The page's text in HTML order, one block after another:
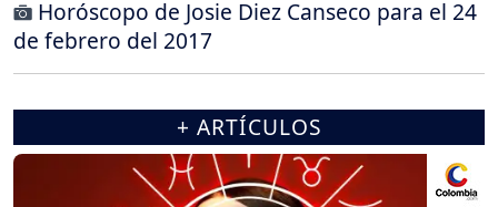
Horóscopo de Josie Diez Canseco para el 24
de febrero del 2017
+ ARTÍCULOS